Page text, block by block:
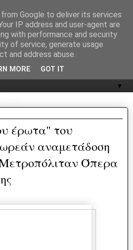
▼
έρωτα" του
αναμετάδοση
Όπερα
Google to deliver its services
IP address and user-agent are
with performance and security
of service, generate usage
and address abuse.
MORE GOT IT